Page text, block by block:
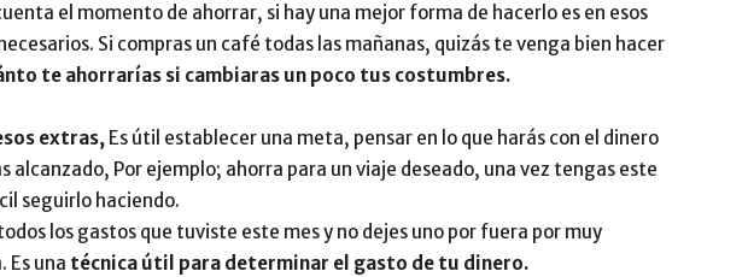
el momento de ahorrar, si hay una mejor forma de hacerlo es en esos
Si compras un café todas las mañanas, quizás te venga bien hacer
te ahorrarías si cambiaras un poco tus costumbres.
extras, Es útil establecer una meta, pensar en lo que harás con el dinero
alcanzado, Por ejemplo; ahorra para un viaje deseado, una vez tengas este
seguirlo haciendo.
los gastos que tuviste este mes y no dejes uno por fuera por muy
Es una técnica útil para determinar el gasto de tu dinero.